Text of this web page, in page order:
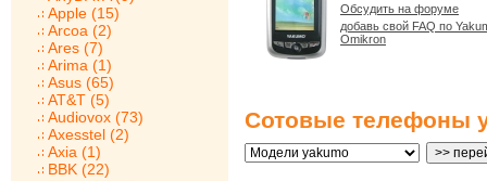
Apple (15)
Arcoa (2)
Ares (7)
Arima (1)
Asus (65)
AT&T (5)
Audiovox (73)
Axesstel (2)
Axia (1)
BBK (22)
Обсудить на форуме
добавь свой FAQ по
Omikron
Сотовые телефоны